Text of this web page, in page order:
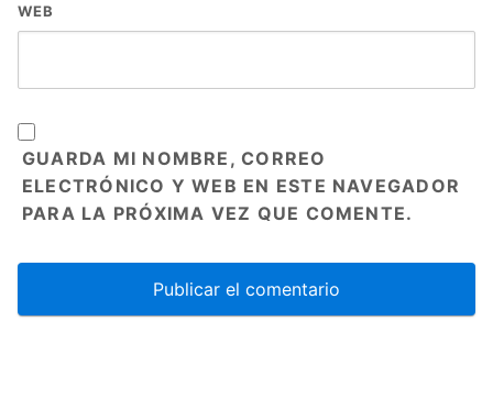
WEB
GUARDA MI NOMBRE, CORREO
ELECTRÓNICO Y WEB EN ESTE NAVEGADOR
PARA LA PRÓXIMA VEZ QUE COMENTE.